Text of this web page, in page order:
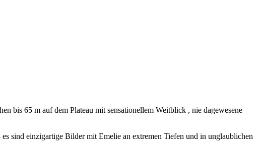
bis 65 m auf dem Plateau mit sensationellem Weitblick , nie dagewesene
sind einzigartige Bilder mit Emelie an extremen Tiefen und in unglaublichen